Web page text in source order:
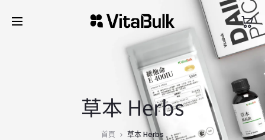
草本 Herbs
首頁 草本 Herbs